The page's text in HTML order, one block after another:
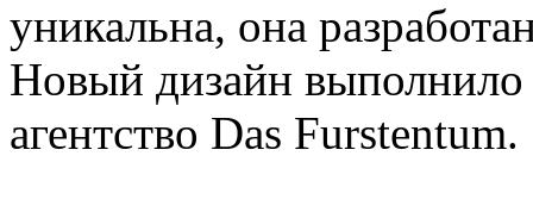
уникальна, она
Новый дизайн выполнило
агентство Das Furstentum.